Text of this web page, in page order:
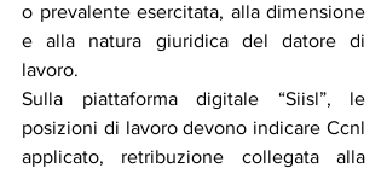
o prevalente esercitata, alla dimensione
e alla natura giuridica del datore di
lavoro.
Sulla piattaforma digitale “Siisl”, le
posizioni di lavoro devono indicare Ccnl
applicato, retribuzione collegata alla